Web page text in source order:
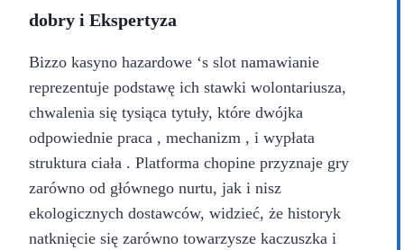
dobry i Ekspertyza
Bizzo kasyno hazardowe ‘s slot namawianie
reprezentuje podstawę ich stawki wolontariusza,
chwalenia się tysiąca tytuły, które dwójka
odpowiednie praca , mechanizm , i wypłata
struktura ciała . Platforma chopine przyznaje gry
zarówno od głównego nurtu, jak i nisz
ekologicznych dostawców, widzieć, że historyk
natknięcie się zarówno towarzysze kaczuszka i